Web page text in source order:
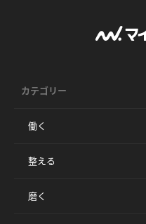
カテゴリー
働く
整える
磨く